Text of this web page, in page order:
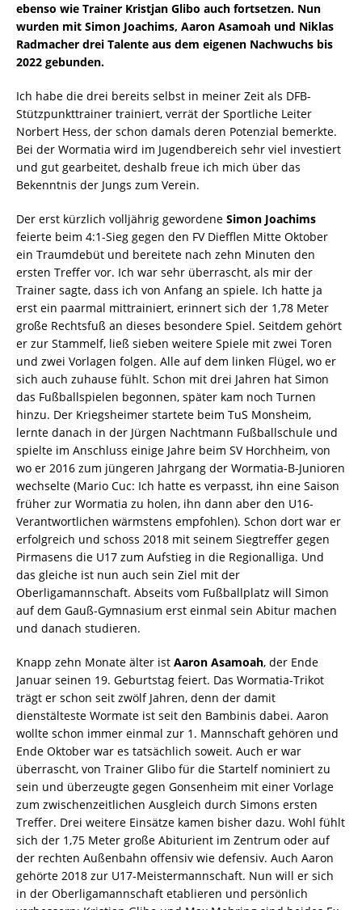
ebenso wie Trainer Kristjan Glibo auch fortsetzen. Nun
wurden mit Simon Joachims, Aaron Asamoah und Niklas
Radmacher drei Talente aus dem eigenen Nachwuchs bis
2022 gebunden.
Ich habe die drei bereits selbst in meiner Zeit als DFB-
Stützpunkttrainer trainiert, verrät der Sportliche Leiter
Norbert Hess, der schon damals deren Potenzial bemerkte.
Bei der Wormatia wird im Jugendbereich sehr viel investiert
und gut gearbeitet, deshalb freue ich mich über das
Bekenntnis der Jungs zum Verein.
Der erst kürzlich volljährig gewordene Simon Joachims
feierte beim 4:1-Sieg gegen den FV Diefflen Mitte Oktober
ein Traumdebüt und bereitete nach zehn Minuten den
ersten Treffer vor. Ich war sehr überrascht, als mir der
Trainer sagte, dass ich von Anfang an spiele. Ich hatte ja
erst ein paarmal mittrainiert, erinnert sich der 1,78 Meter
große Rechtsfuß an dieses besondere Spiel. Seitdem gehört
er zur Stammelf, ließ sieben weitere Spiele mit zwei Toren
und zwei Vorlagen folgen. Alle auf dem linken Flügel, wo er
sich auch zuhause fühlt. Schon mit drei Jahren hat Simon
das Fußballspielen begonnen, später kam noch Turnen
hinzu. Der Kriegsheimer startete beim TuS Monsheim,
lernte danach in der Jürgen Nachtmann Fußballschule und
spielte im Anschluss einige Jahre beim SV Horchheim, von
wo er 2016 zum jüngeren Jahrgang der Wormatia-B-Junioren
wechselte (Mario Cuc: Ich hatte es verpasst, ihn eine Saison
früher zur Wormatia zu holen, ihn dann aber den U16-
Verantwortlichen wärmstens empfohlen). Schon dort war er
erfolgreich und schoss 2018 mit seinem Siegtreffer gegen
Pirmasens die U17 zum Aufstieg in die Regionalliga. Und
das gleiche ist nun auch sein Ziel mit der
Oberligamannschaft. Abseits vom Fußballplatz will Simon
auf dem Gauß-Gymnasium erst einmal sein Abitur machen
und danach studieren.
Knapp zehn Monate älter ist Aaron Asamoah, der Ende
Januar seinen 19. Geburtstag feiert. Das Wormatia-Trikot
trägt er schon seit zwölf Jahren, denn der damit
dienstälteste Wormate ist seit den Bambinis dabei. Aaron
wollte schon immer einmal zur 1. Mannschaft gehören und
Ende Oktober war es tatsächlich soweit. Auch er war
überrascht, von Trainer Glibo für die Startelf nominiert zu
sein und überzeugte gegen Gonsenheim mit einer Vorlage
zum zwischenzeitlichen Ausgleich durch Simons ersten
Treffer. Drei weitere Einsätze kamen bisher dazu. Wohl fühlt
sich der 1,75 Meter große Abiturient im Zentrum oder auf
der rechten Außenbahn offensiv wie defensiv. Auch Aaron
gehörte 2018 zur U17-Meistermannschaft. Nun will er sich
in der Oberligamannschaft etablieren und persönlich